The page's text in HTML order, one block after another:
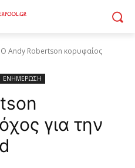
Ο Andy Robertson κορυφαίος
ΕΝΗΜΕΡΩΣΗ
για την